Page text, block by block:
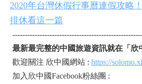
2020年台灣休假行事曆連假攻略
排休看這一篇
最新最完整的中國旅遊資訊就在「欣
歡迎關注 欣中國網站 : https://
加入欣中國Facebook粉絲團 :